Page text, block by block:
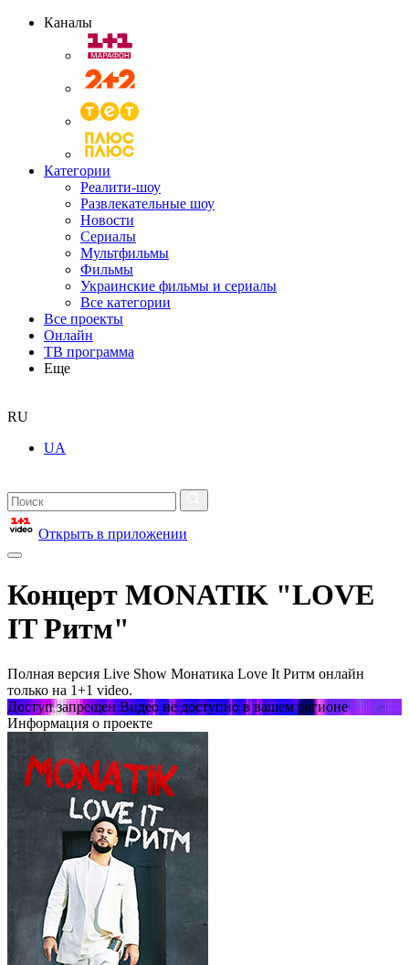
Каналы
Категории
Реалити-шоу
Развлекательные шоу
Новости
Сериалы
Мультфильмы
Фильмы
Украинские фильмы и сериалы
Все категории
Все проекты
Онлайн
ТВ программа
Еще
RU
UA
Открыть в приложении
Концерт MONATIK "LOVE
IT Ритм"
Полная версия Live Show Монатика Love It Ритм онлайн
только на 1+1 video.
Доступ запрещен Видео не доступно в вашем регионе
Информация о проекте